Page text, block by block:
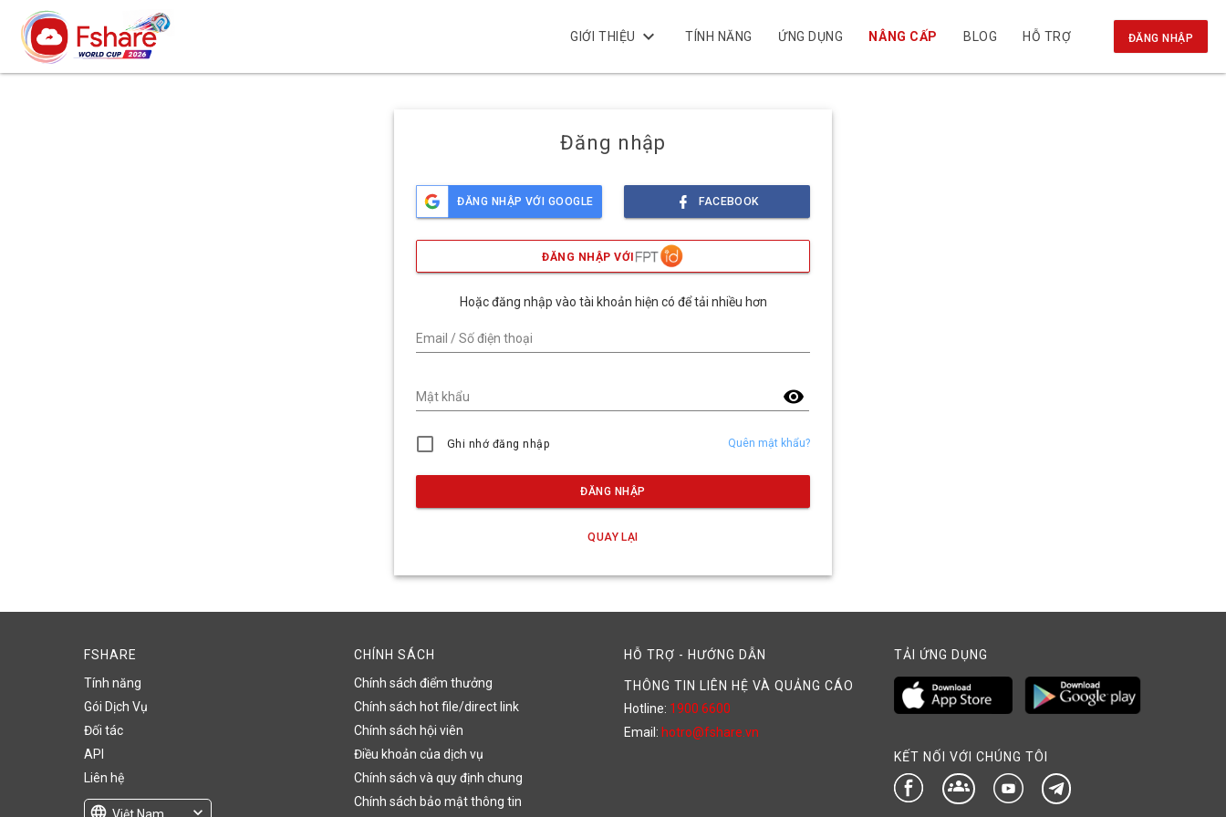
GIỚI THIỆU keyboard_arrow_down TÍNH NĂNG ỨNG DỤNG NÂNG CẤP BLOG HỖ TRỢ ĐĂNG NHẬP
Đăng nhập
ĐĂNG NHẬP VỚI GOOGLE FACEBOOK
ĐĂNG NHẬP VỚI
Hoặc đăng nhập vào tài khoản hiện có để tải nhiều hơn
Email / Số điện thoại
visibility
Mật khẩu
Ghi nhớ đăng nhập Quên mật khẩu?
ĐĂNG NHẬP
QUAY LẠI
FSHARE
Tính năng
Gói Dịch Vụ
Đối tác
API
Liên hệ
language Việt Nam expand_more
CHÍNH SÁCH
Chính sách điểm thưởng
Chính sách hot file/direct link
Chính sách hội viên
Điều khoản của dịch vụ
Chính sách và quy định chung
Chính sách bảo mật thông tin
HỖ TRỢ - HƯỚNG DẪN
THÔNG TIN LIÊN HỆ VÀ QUẢNG CÁO
Hotline: 1900 6600
Email: hotro@fshare.vn
TẢI ỨNG DỤNG
KẾT NỐI VỚI CHÚNG TÔI
groups